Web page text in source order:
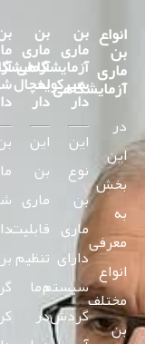
انواع
بن
ماری
آزمایشگاهی
در
این
بخش
به
معرفی
انواع
مختلف
بن
بن
ماری
آزمایشگاهی
سیرکوله
دار
این
نوع
بن
ماری
دارای
سیستم
گردش
بن
ماری
یخچال
دار
این
بن
ماری
قابلیت
تنظیم
دما
در
بر